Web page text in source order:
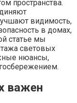
пространства.
видимость,
в домах,
статье мы
световых
нюансы,
важен